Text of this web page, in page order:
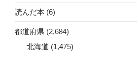
読んだ本 (6)
都道府県 (2,684)
北海道 (1,475)